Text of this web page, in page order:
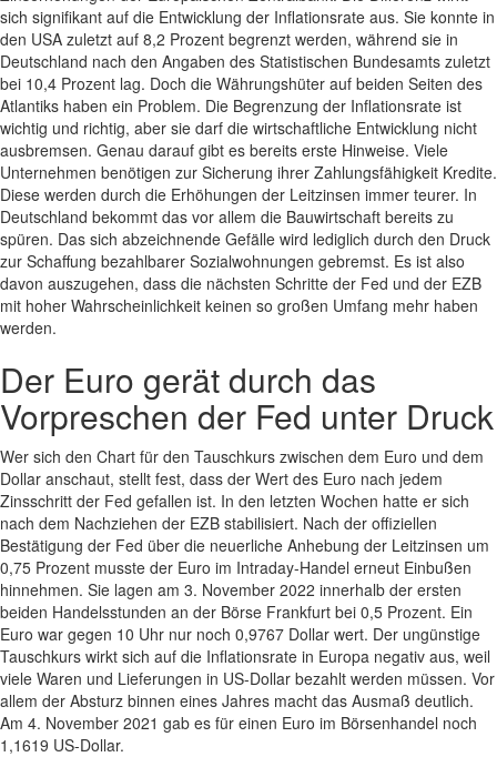
sich signifikant auf die Entwicklung der Inflationsrate aus. Sie konnte in
den USA zuletzt auf 8,2 Prozent begrenzt werden, während sie in
Deutschland nach den Angaben des Statistischen Bundesamts zuletzt
bei 10,4 Prozent lag. Doch die Währungshüter auf beiden Seiten des
Atlantiks haben ein Problem. Die Begrenzung der Inflationsrate ist
wichtig und richtig, aber sie darf die wirtschaftliche Entwicklung nicht
ausbremsen. Genau darauf gibt es bereits erste Hinweise. Viele
Unternehmen benötigen zur Sicherung ihrer Zahlungsfähigkeit Kredite.
Diese werden durch die Erhöhungen der Leitzinsen immer teurer. In
Deutschland bekommt das vor allem die Bauwirtschaft bereits zu
spüren. Das sich abzeichnende Gefälle wird lediglich durch den Druck
zur Schaffung bezahlbarer Sozialwohnungen gebremst. Es ist also
davon auszugehen, dass die nächsten Schritte der Fed und der EZB
mit hoher Wahrscheinlichkeit keinen so großen Umfang mehr haben
werden.
Der Euro gerät durch das
Vorpreschen der Fed unter Druck
Wer sich den Chart für den Tauschkurs zwischen dem Euro und dem
Dollar anschaut, stellt fest, dass der Wert des Euro nach jedem
Zinsschritt der Fed gefallen ist. In den letzten Wochen hatte er sich
nach dem Nachziehen der EZB stabilisiert. Nach der offiziellen
Bestätigung der Fed über die neuerliche Anhebung der Leitzinsen um
0,75 Prozent musste der Euro im Intraday-Handel erneut Einbußen
hinnehmen. Sie lagen am 3. November 2022 innerhalb der ersten
beiden Handelsstunden an der Börse Frankfurt bei 0,5 Prozent. Ein
Euro war gegen 10 Uhr nur noch 0,9767 Dollar wert. Der ungünstige
Tauschkurs wirkt sich auf die Inflationsrate in Europa negativ aus, weil
viele Waren und Lieferungen in US-Dollar bezahlt werden müssen. Vor
allem der Absturz binnen eines Jahres macht das Ausmaß deutlich.
Am 4. November 2021 gab es für einen Euro im Börsenhandel noch
1,1619 US-Dollar.